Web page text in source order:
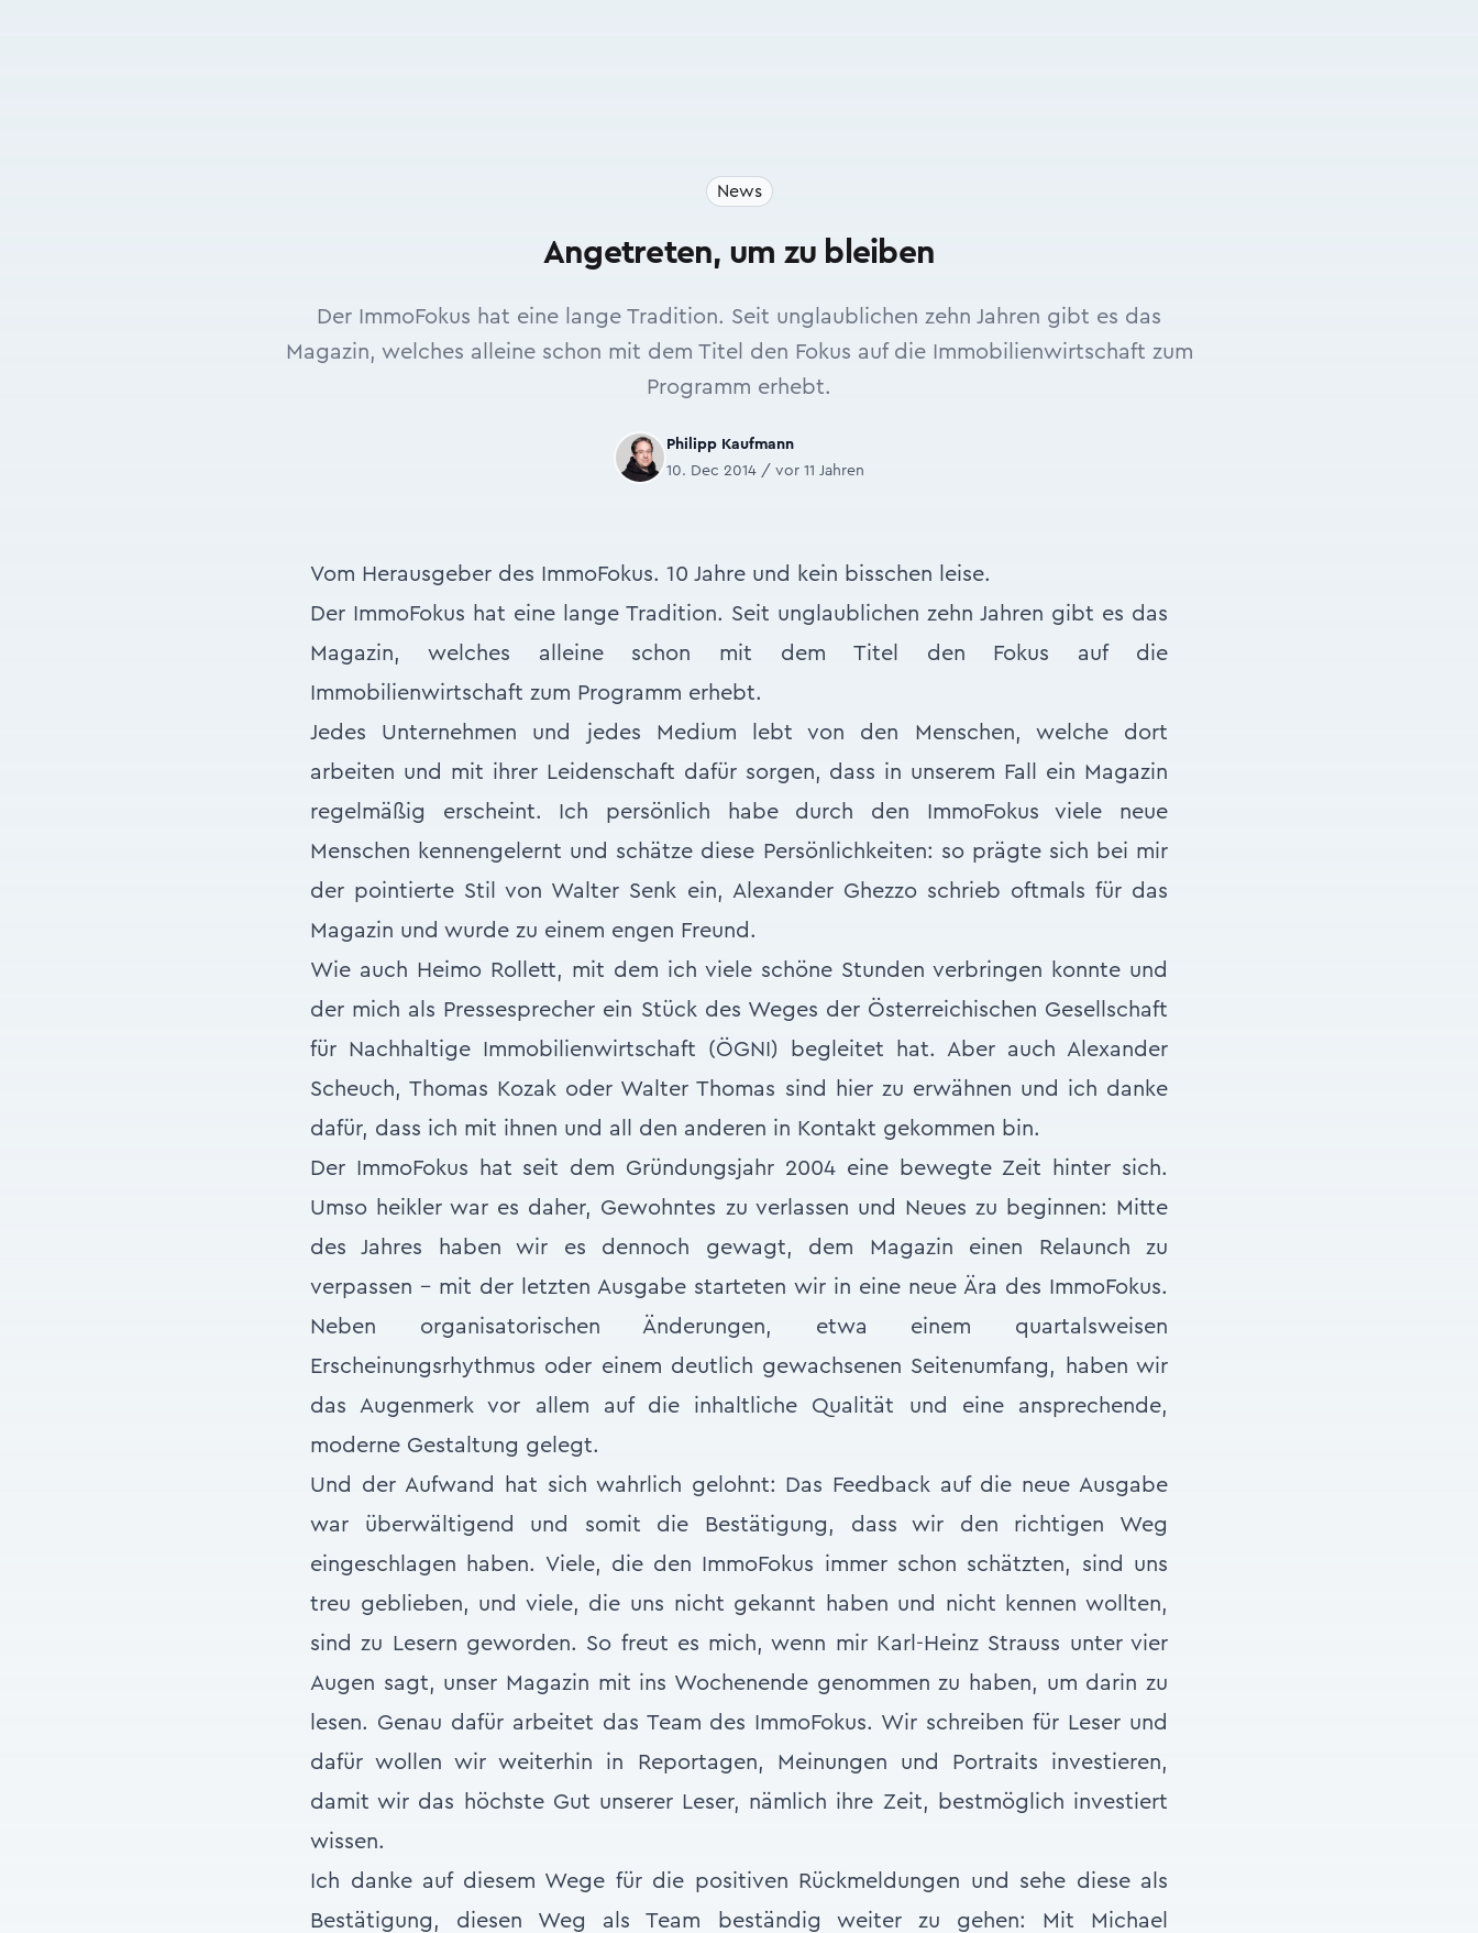
News
Angetreten, um zu bleiben
Der ImmoFokus hat eine lange Tradition. Seit unglaublichen zehn Jahren gibt es das
Magazin, welches alleine schon mit dem Titel den Fokus auf die Immobilienwirtschaft zum
Programm erhebt.
Philipp Kaufmann
10. Dec 2014 / vor 11 Jahren
Vom Herausgeber des ImmoFokus. 10 Jahre und kein bisschen leise.
Der ImmoFokus hat eine lange Tradition. Seit unglaublichen zehn Jahren gibt es das
Magazin, welches alleine schon mit dem Titel den Fokus auf die
Immobilienwirtschaft zum Programm erhebt.
Jedes Unternehmen und jedes Medium lebt von den Menschen, welche dort
arbeiten und mit ihrer Leidenschaft dafür sorgen, dass in unserem Fall ein Magazin
regelmäßig erscheint. Ich persönlich habe durch den ImmoFokus viele neue
Menschen kennengelernt und schätze diese Persönlichkeiten: so prägte sich bei mir
der pointierte Stil von Walter Senk ein, Alexander Ghezzo schrieb oftmals für das
Magazin und wurde zu einem engen Freund.
Wie auch Heimo Rollett, mit dem ich viele schöne Stunden verbringen konnte und
der mich als Pressesprecher ein Stück des Weges der Österreichischen Gesellschaft
für Nachhaltige Immobilienwirtschaft (ÖGNI) begleitet hat. Aber auch Alexander
Scheuch, Thomas Kozak oder Walter Thomas sind hier zu erwähnen und ich danke
dafür, dass ich mit ihnen und all den anderen in Kontakt gekommen bin.
Der ImmoFokus hat seit dem Gründungsjahr 2004 eine bewegte Zeit hinter sich.
Umso heikler war es daher, Gewohntes zu verlassen und Neues zu beginnen: Mitte
des Jahres haben wir es dennoch gewagt, dem Magazin einen Relaunch zu
verpassen – mit der letzten Ausgabe starteten wir in eine neue Ära des ImmoFokus.
Neben organisatorischen Änderungen, etwa einem quartalsweisen
Erscheinungsrhythmus oder einem deutlich gewachsenen Seitenumfang, haben wir
das Augenmerk vor allem auf die inhaltliche Qualität und eine ansprechende,
moderne Gestaltung gelegt.
Und der Aufwand hat sich wahrlich gelohnt: Das Feedback auf die neue Ausgabe
war überwältigend und somit die Bestätigung, dass wir den richtigen Weg
eingeschlagen haben. Viele, die den ImmoFokus immer schon schätzten, sind uns
treu geblieben, und viele, die uns nicht gekannt haben und nicht kennen wollten,
sind zu Lesern geworden. So freut es mich, wenn mir Karl-Heinz Strauss unter vier
Augen sagt, unser Magazin mit ins Wochenende genommen zu haben, um darin zu
lesen. Genau dafür arbeitet das Team des ImmoFokus. Wir schreiben für Leser und
dafür wollen wir weiterhin in Reportagen, Meinungen und Portraits investieren,
damit wir das höchste Gut unserer Leser, nämlich ihre Zeit, bestmöglich investiert
wissen.
Ich danke auf diesem Wege für die positiven Rückmeldungen und sehe diese als
Bestätigung, diesen Weg als Team beständig weiter zu gehen: Mit Michael